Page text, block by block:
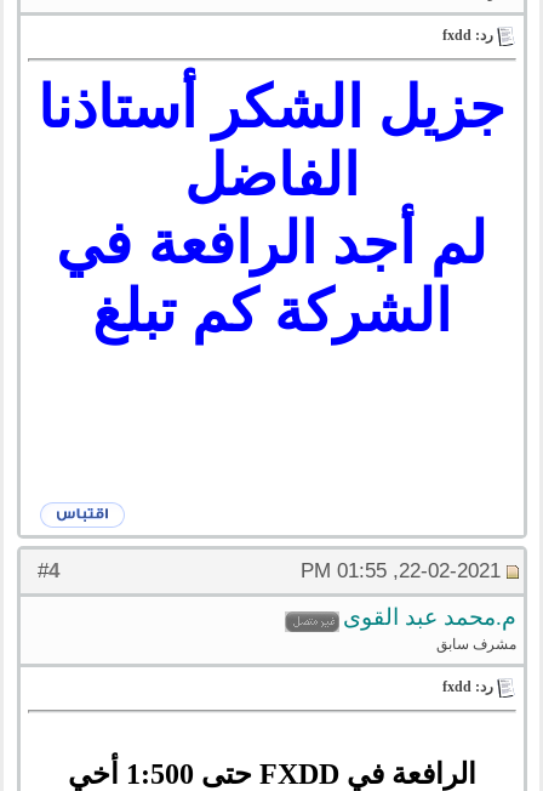
رد: fxdd
جزيل الشكر أستاذنا
الفاضل
لم أجد الرافعة في
الشركة كم تبلغ
#
4 22-02-2021, 01:55 PM
م.محمد عبد القوى
مشرف سابق
رد: fxdd
الرافعة في FXDD حتى 1:500 أخي